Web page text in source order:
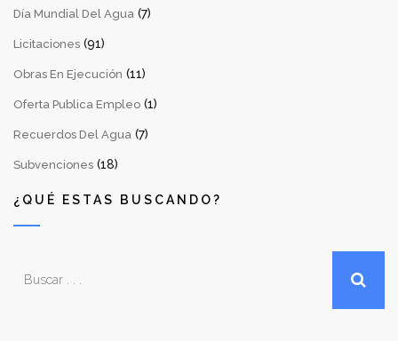
Día Mundial Del Agua (7)
Licitaciones (91)
Obras En Ejecución (11)
Oferta Publica Empleo (1)
Recuerdos Del Agua (7)
Subvenciones (18)
¿QUÉ ESTAS BUSCANDO?